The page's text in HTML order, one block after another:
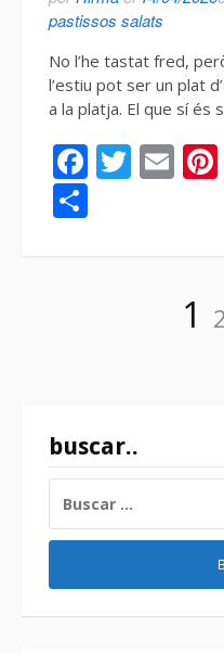
pastissos salats
No l’he tastat fred,
l’estiu pot ser un plat
a la platja. El que sí és
1 2
buscar..